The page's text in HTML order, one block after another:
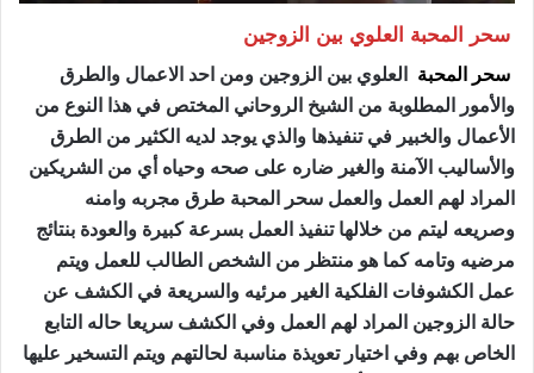
سحر المحبة العلوي بين الزوجين
سحر المحبة
العلوي بين الزوجين ومن احد الاعمال والطرق
والأمور المطلوبة من الشيخ الروحاني المختص في هذا النوع من
الأعمال والخبير في تنفيذها والذي يوجد لديه الكثير من الطرق
والأساليب الآمنة والغير ضاره على صحه وحياه أي من الشريكين
المراد لهم العمل والعمل سحر المحبة طرق مجربه وامنه
وصريعه ليتم من خلالها تنفيذ العمل بسرعة كبيرة والعودة بنتائج
مرضيه وتامه كما هو منتظر من الشخص الطالب للعمل ويتم
عمل الكشوفات الفلكية الغير مرئيه والسريعة في الكشف عن
حالة الزوجين المراد لهم العمل وفي الكشف سريعا حاله التابع
الخاص بهم وفي اختيار تعويذة مناسبة لحالتهم ويتم التسخير عليها